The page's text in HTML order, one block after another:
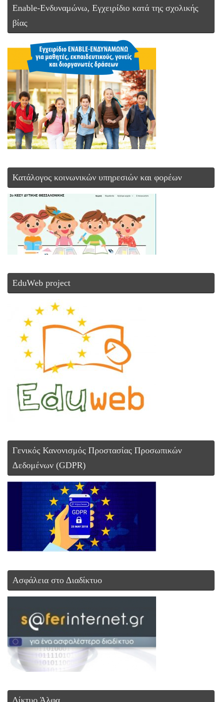
Enable-Ενδυναμώνω, Εγχειρίδιο κατά της σχολικής
βίας
Κατάλογος κοινωνικών υπηρεσιών και φορέων
EduWeb project
Γενικός Κανονισμός Προστασίας Προσωπικών
Δεδομένων (GDPR)
Ασφάλεια στο Διαδίκτυο
Δίκτυο Άλφα